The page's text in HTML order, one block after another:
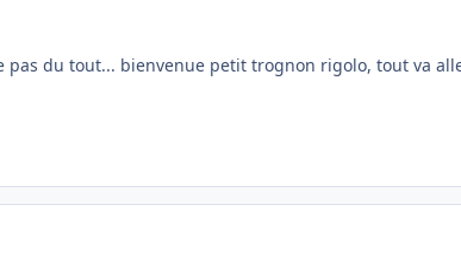
pas du tout... bienvenue petit trognon rigolo, tout va